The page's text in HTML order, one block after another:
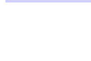
室区域市场